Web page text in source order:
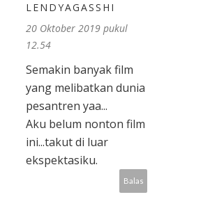
LENDYAGASSHI
20 Oktober 2019 pukul
12.54
Semakin banyak film
yang melibatkan dunia
pesantren yaa...
Aku belum nonton film
ini...takut di luar
ekspektasiku.
Balas